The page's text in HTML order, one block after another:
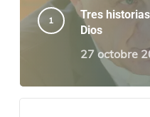
Tres
Dios
27 octobre